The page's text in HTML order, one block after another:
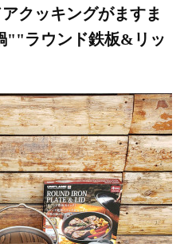
クッキングがますま
""ラウンド鉄板&リッ